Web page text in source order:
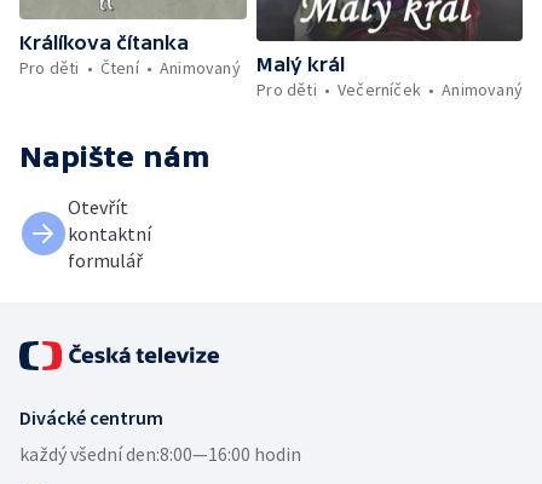
Králíkova čítanka
Pro děti
Čtení Animovaný
Malý král
Pro děti
Večerníček Animovaný
Napište nám
Otevřít
kontaktní
formulář
Divácké centrum
každý všední den:8:00—16:00 hodin